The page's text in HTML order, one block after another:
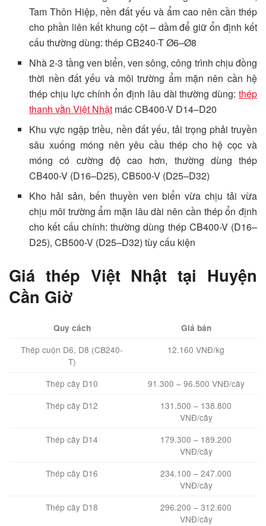
Tam Thôn Hiệp, nền đất yếu và ẩm cao nên cần thép
cho phần liên kết khung cột – dầm để giữ ổn định kết
cấu thường dùng: thép CB240-T Ø6–Ø8
Nhà 2-3 tầng ven biển, ven sông, công trình chịu đồng
thời nền đất yếu và môi trường ẩm mặn nên cần hệ
thép chịu lực chính ổn định lâu dài thường dùng: thép
thanh vằn Việt Nhật mác CB400-V D14–D20
Khu vực ngập triều, nền đất yếu, tải trọng phải truyền
sâu xuống móng nên yêu cầu thép cho hệ cọc và
móng có cường độ cao hơn, thường dùng thép
CB400-V (D16–D25), CB500-V (D25–D32)
Kho hải sản, bến thuyền ven biển vừa chịu tải vừa
chịu môi trường ẩm mặn lâu dài nên cần thép ổn định
cho kết cấu chính: thường dùng thép CB400-V (D16–
D25), CB500-V (D25–D32) tùy cấu kiện
Giá thép Việt Nhật tại Huyện
Cần Giờ
Quy cách Giá bán
Thép cuộn D6, D8 (CB240-
T)
12.160 VNĐ/kg
Thép cây D10
91.300 – 96.500 VNĐ/cây
Thép cây D12
131.500 – 138.800
VNĐ/cây
Thép cây D14
179.300 – 189.200
VNĐ/cây
Thép cây D16
234.100 – 247.000
VNĐ/cây
Thép cây D18
296.200 – 312.600
VNĐ/cây